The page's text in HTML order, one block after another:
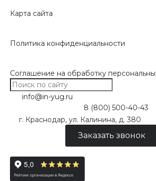
Карта сайта
Политика конфиденциальности
Соглашение на обработку
info@in-yug.ru
8 (800) 500-40-43
г. Краснодар, ул. Калинина, д. 380
Заказать звонок